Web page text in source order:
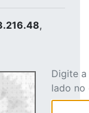
,
Digite
lado no